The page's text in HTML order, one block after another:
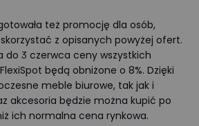
też promocję dla osób,
z opisanych powyżej ofert.
do 3 czerwca ceny wszystkich
będą obniżone o 8%. Dzięki
meble biurowe, tak jak i
akcesoria będzie można kupić po
ich normalna cena rynkowa.